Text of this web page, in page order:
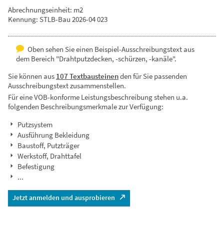
Abrechnungseinheit: m2
Kennung: STLB-Bau 2026-04 023
Oben sehen Sie einen Beispiel-Ausschreibungstext aus
dem Bereich "Drahtputzdecken, -schürzen, -kanäle".
Sie können aus 107 Textbausteinenden für Sie passenden
Ausschreibungstext zusammenstellen.
Für eine VOB-konforme Leistungsbeschreibung stehen u.a.
folgenden Beschreibungsmerkmale zur Verfügung:
Putzsystem
Ausführung Bekleidung
Baustoff, Putzträger
Werkstoff, Drahttafel
Befestigung
...
Jetzt anmelden und ausprobieren